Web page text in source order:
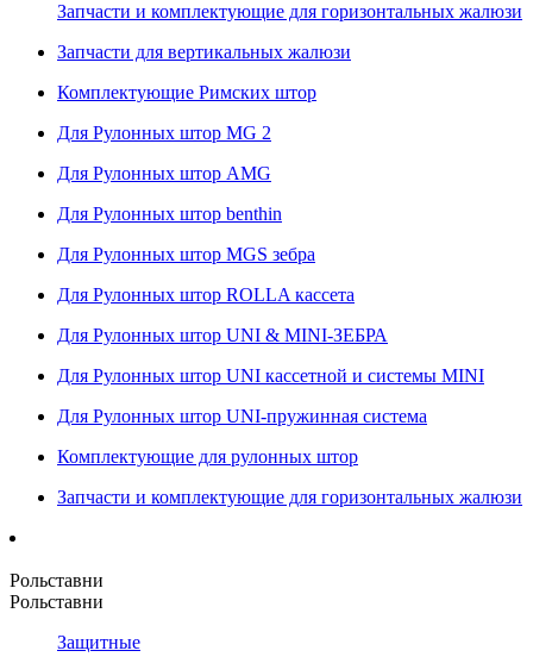
Запчасти и комплектующие для горизонтальных жалюзи
Запчасти для вертикальных жалюзи
Комплектующие Римских штор
Для Рулонных штор MG 2
Для Рулонных штор AMG
Для Рулонных штор benthin
Для Рулонных штор MGS зебра
Для Рулонных штор ROLLA кассета
Для Рулонных штор UNI & MINI-ЗЕБРА
Для Рулонных штор UNI кассетной и системы MINI
Для Рулонных штор UNI-пружинная система
Комплектующие для рулонных штор
Запчасти и комплектующие для горизонтальных жалюзи
Рольставни
Рольставни
Защитные